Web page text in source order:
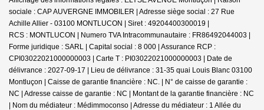
sociale : CAP AUVERGNE IMMOBILER | Adresse siège social : 27 Rue
Achille Allier - 03100 MONTLUCON | Siret : 49204400300019 |
RCS : MONTLUCON | Numero TVA Intracommunautaire : FR86492044003 |
Forme juridique : SARL | Capital social : 8 000 | Assurance RCP :
CPI03022021000000003 | Carte T : PI03022021000000003 | Date de
délivrance : 2027-09-17 | Lieu de délivrance : 31-35 quai Louis Blanc 03100
Montluçon | Caisse de garantie financière : NC. | N° de caisse de garantie :
NC | Adresse caisse de garantie : NC | Montant de la garantie financière : NC
| Nom du médiateur : Médimmoconso | Adresse du médiateur : 1 Allée du